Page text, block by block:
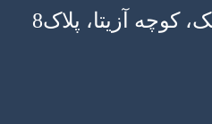
آزیتا، پلاک8